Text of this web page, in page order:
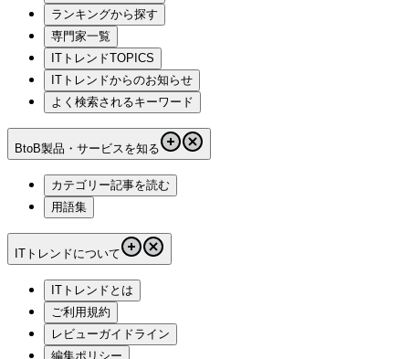
ランキングから探す
専門家一覧
ITトレンドTOPICS
ITトレンドからのお知らせ
よく検索されるキーワード
BtoB製品・サービスを知る
カテゴリー記事を読む
用語集
ITトレンドについて
ITトレンドとは
ご利用規約
レビューガイドライン
編集ポリシー